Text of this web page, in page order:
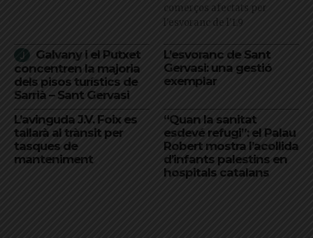
comerços afectats per
l'esvoranc de l'L9
Galvany i el Putxet
concentren la majoria
dels pisos turístics de
Sarrià – Sant Gervasi
L’esvoranc de Sant
Gervasi: una gestió
exemplar
L’avinguda J.V. Foix es
tallarà al trànsit per
tasques de
manteniment
“Quan la sanitat
esdevé refugi”: el Palau
Robert mostra l’acollida
d’infants palestins en
hospitals catalans